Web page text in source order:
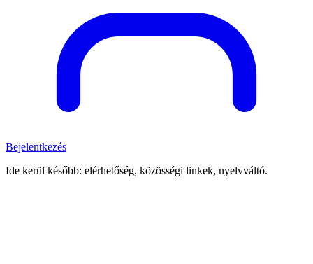
Bejelentkezés
Ide kerül később: elérhetőség, közösségi linkek, nyelvváltó.